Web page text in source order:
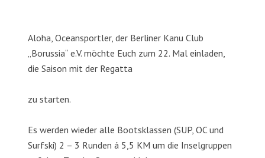
Aloha, Oceansportler, der Berliner Kanu Club
„Borussia“ e.V. möchte Euch zum 22. Mal einladen,
die Saison mit der Regatta
zu starten.
Es werden wieder alle Bootsklassen (SUP, OC und
Surfski) 2 – 3 Runden á 5,5 KM um die Inselgruppen